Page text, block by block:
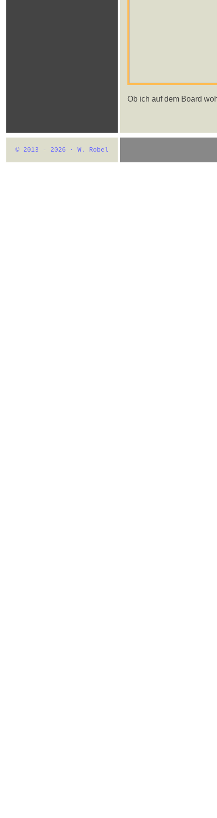
Ob ich auf dem Board
© 2013 - 2026 · W. Robel